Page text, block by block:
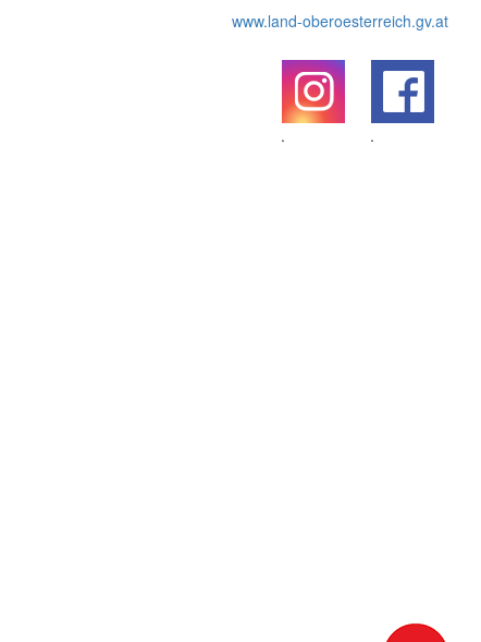
www.land-oberoesterreich.gv.at
.
.